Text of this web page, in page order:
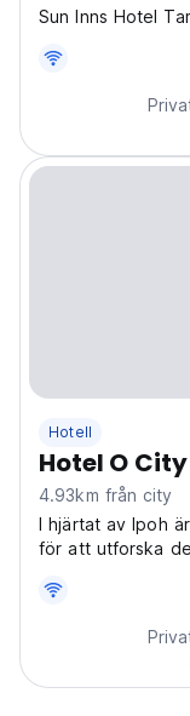
Sun Inns Hotel
Hotell
Hotel O
4.93km från city
I hjärtat av Ipoh
för att utforska
på detta